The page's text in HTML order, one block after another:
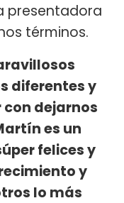
presentadora
términos.
diferentes y
con dejarnos
es un
felices y
y
lo más